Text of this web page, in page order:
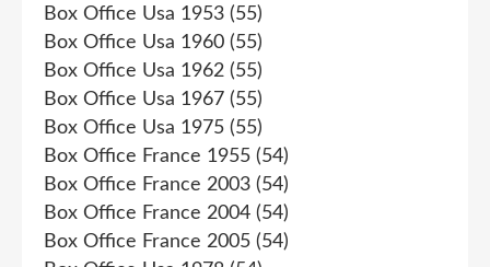
Box Office Usa 1953 (55)
Box Office Usa 1960 (55)
Box Office Usa 1962 (55)
Box Office Usa 1967 (55)
Box Office Usa 1975 (55)
Box Office France 1955 (54)
Box Office France 2003 (54)
Box Office France 2004 (54)
Box Office France 2005 (54)